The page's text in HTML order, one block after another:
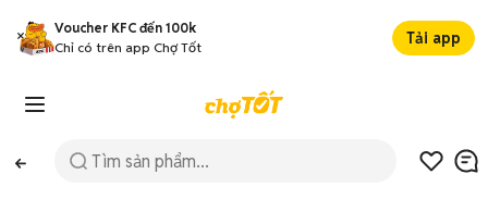
Voucher KFC đến 100k
Chỉ có trên app Chợ Tốt
Tải app